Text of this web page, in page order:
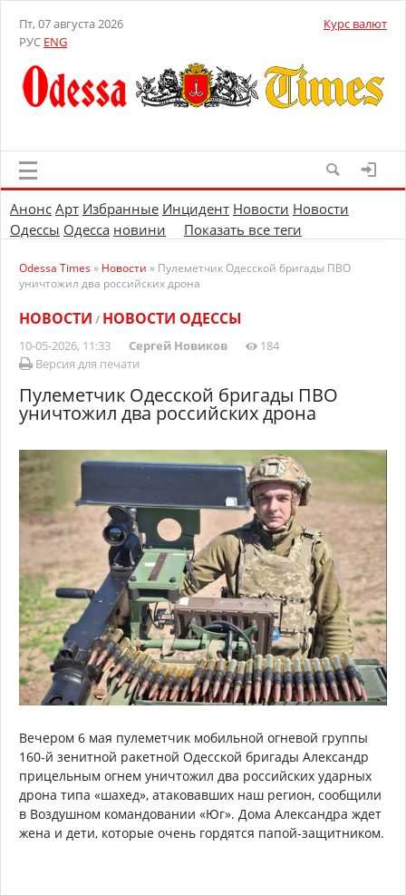
Пт, 07 августа 2026
РУС ENG
Курс валют
Анонс Арт Избранные Инцидент Новости Новости
Одессы Одесса новини Показать все теги
Odessa Times» Новости » Пулеметчик Одесской бригады ПВО
уничтожил два российских дрона
НОВОСТИ / НОВОСТИ ОДЕССЫ
10-05-2026, 11:33 Сергей Новиков
184
Версия для печати
Пулеметчик Одесской бригады ПВО
уничтожил два российских дрона
Вечером 6 мая пулеметчик мобильной огневой группы
160-й зенитной ракетной Одесской бригады Александр
прицельным огнем уничтожил два российских ударных
дрона типа «шахед», атаковавших наш регион, сообщили
в Воздушном командовании «Юг». Дома Александра ждет
жена и дети, которые очень гордятся папой-защитником.